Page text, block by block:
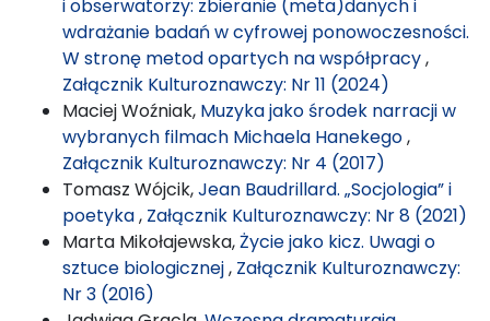
i obserwatorzy: zbieranie (meta)danych i
wdrażanie badań w cyfrowej ponowoczesności.
W stronę metod opartych na współpracy,
Załącznik Kulturoznawczy: Nr 11 (2024)
Maciej Woźniak, Muzyka jako środek narracji w
wybranych filmach Michaela Hanekego,
Załącznik Kulturoznawczy: Nr 4 (2017)
Tomasz Wójcik,Jean Baudrillard. „Socjologia” i
poetyka, Załącznik Kulturoznawczy: Nr 8 (2021)
Marta Mikołajewska,Życie jako kicz. Uwagi o
sztuce biologicznej, Załącznik Kulturoznawczy:
Nr 3 (2016)